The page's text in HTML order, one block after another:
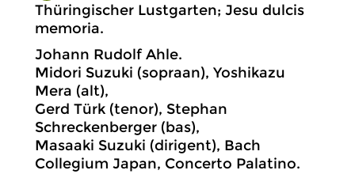
Thüringischer Lustgarten; Jesu dulcis
memoria.
Johann Rudolf Ahle.
Midori Suzuki (sopraan), Yoshikazu
Mera (alt),
Gerd Türk (tenor), Stephan
Schreckenberger (bas),
Masaaki Suzuki (dirigent), Bach
Collegium Japan, Concerto Palatino.